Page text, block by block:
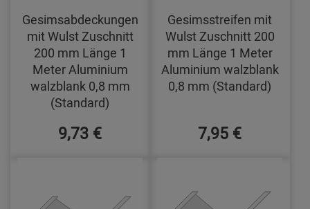
Gesimsabdeckungen
mit Wulst Zuschnitt
200 mm Länge 1
Meter Aluminium
walzblank 0,8 mm
(Standard)
9,73 €
Gesimsstreifen mit
Wulst Zuschnitt 200
mm Länge 1 Meter
Aluminium walzblank
0,8 mm (Standard)
7,95 €